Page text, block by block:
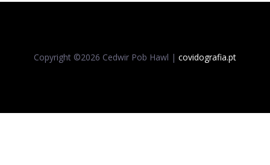
Copyright ©2026 Cedwir Pob Hawl | covidografia.pt